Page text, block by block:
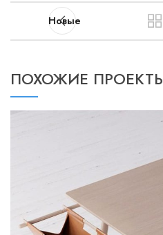
Новые
ПОХОЖИЕ